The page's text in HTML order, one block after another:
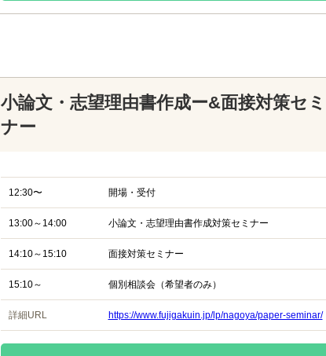
小論文・志望理由書作成ー&面接対策セミ
ナー
12:30〜 開場・受付
13:00～14:00 小論文・志望理由書作成対策セミナー
14:10～15:10 面接対策セミナー
15:10～ 個別相談会（希望者のみ）
詳細URL https://www.fujigakuin.jp/lp/nagoya/paper-seminar/